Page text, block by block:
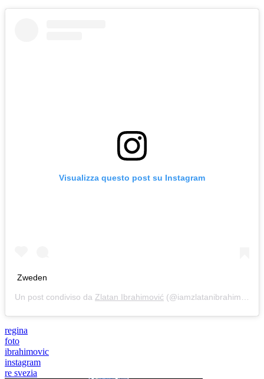
Visualizza questo post su Instagram
Zweden
Un post condiviso da Zlatan Ibrahimović (@iamzlatanibrahimovic) in data:
regina
foto
ibrahimovic
instagram
re svezia